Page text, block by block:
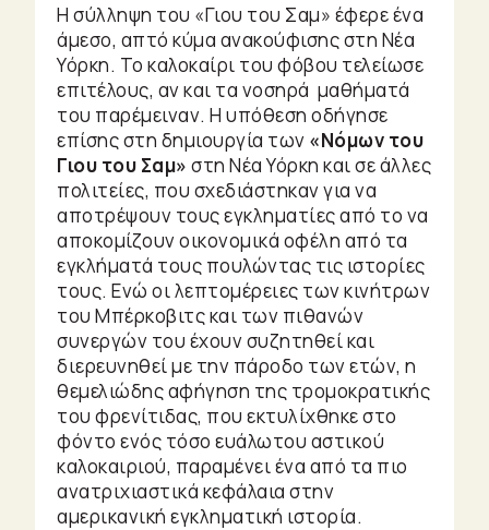
Η σύλληψη του «Γιου του Σαμ» έφερε ένα
άμεσο, απτό κύμα ανακούφισης στη Νέα
Υόρκη. Το καλοκαίρι του φόβου τελείωσε
επιτέλους, αν και τα νοσηρά μαθήματά
του παρέμειναν. Η υπόθεση οδήγησε
επίσης στη δημιουργία των «Νόμων του
Γιου του Σαμ» στη Νέα Υόρκη και σε άλλες
πολιτείες, που σχεδιάστηκαν για να
αποτρέψουν τους εγκληματίες από το να
αποκομίζουν οικονομικά οφέλη από τα
εγκλήματά τους πουλώντας τις ιστορίες
τους. Ενώ οι λεπτομέρειες των κινήτρων
του Μπέρκοβιτς και των πιθανών
συνεργών του έχουν συζητηθεί και
διερευνηθεί με την πάροδο των ετών, η
θεμελιώδης αφήγηση της τρομοκρατικής
του φρενίτιδας, που εκτυλίχθηκε στο
φόντο ενός τόσο ευάλωτου αστικού
καλοκαιριού, παραμένει ένα από τα πιο
ανατριχιαστικά κεφάλαια στην
αμερικανική εγκληματική ιστορία.